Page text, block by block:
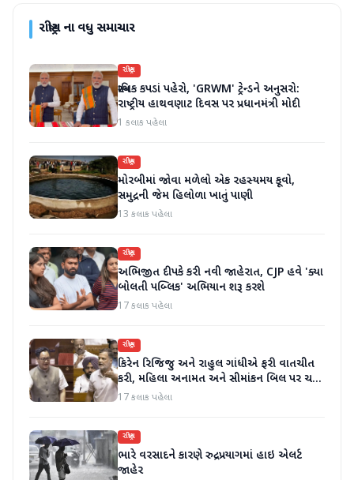
રાષ્ટ્રીયના વધુ સમાચાર
રાષ્ટ્રીય
સ્થાનિક કપડાં પહેરો, 'GRWM' ટ્રેન્ડને અનુસરો:
રાષ્ટ્રીય હાથવણાટ દિવસ પર પ્રધાનમંત્રી મોદી
1 કલાક પહેલા
રાષ્ટ્રીય
મોરબીમાં જોવા મળેલો એક રહસ્યમય કૂવો,
સમુદ્રની જેમ હિલોળા ખાતું પાણી
13 કલાક પહેલા
રાષ્ટ્રીય
અભિજીત દીપકે કરી નવી જાહેરાત, CJP હવે 'ક્યા
બોલતી પબ્લિક' અભિયાન શરૂ કરશે
17 કલાક પહેલા
રાષ્ટ્રીય
કિરેન રિજિજુ અને રાહુલ ગાંધીએ ફરી વાતચીત
કરી, મહિલા અનામત અને સીમાંકન બિલ પર ચર્ચા
કરી
17 કલાક પહેલા
રાષ્ટ્રીય
ભારે વરસાદને કારણે રુદ્રપ્રયાગમાં હાઇ એલર્ટ
જાહેર